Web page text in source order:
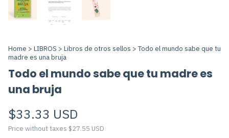
Home > LIBROS > Libros de otros sellos > Todo el mundo sabe que tu
madre es una bruja
Todo el mundo sabe que tu madre es
una bruja
$33.33 USD
Price without taxes $27.55 USD